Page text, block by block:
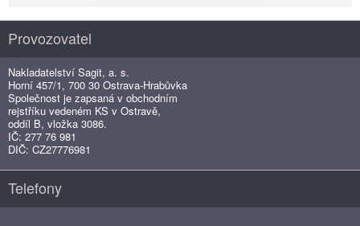
Provozovatel
Nakladatelství Sagit, a. s.
Horní 457/1, 700 30 Ostrava-Hrabůvka
Společnost je zapsaná v obchodním
rejstříku vedeném KS v Ostravě,
oddíl B, vložka 3086.
IČ: 277 76 981
DIČ: CZ27776981
Telefony